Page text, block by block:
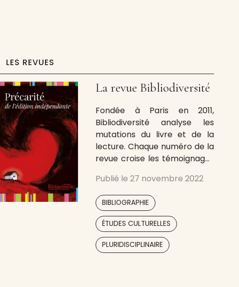
LES REVUES
La revue Bibliodiversité
Fondée à Paris en 2011,
Bibliodiversité analyse les
mutations du livre et de la
lecture. Chaque numéro de la
revue croise les témoignages
professionnel·les du livre de
plusieurs zones
géographiques, autour de
différentes thématiques
comme les langues minorées,
l’inclusivité, l’écologie, la
précarité… La revue existe en
Publié le 27 novembre 2022
BIBLIOGRAPHIE
ÉTUDES CULTURELLES
PLURIDISCIPLINAIRE